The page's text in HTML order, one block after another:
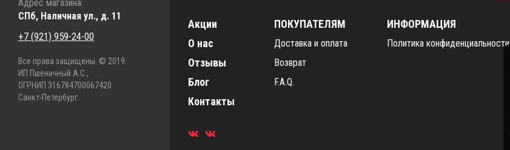
Адрес магазина:
СПб, Наличная ул., д. 11
+7 (921) 959-24-00
Все права защищены. © 2019.
ИП Пшеничный А.С.,
ОГРНИП 316784700067420
Санкт-Петербург.
Акции
О нас
Отзывы
Блог
Контакты
ПОКУПАТЕЛЯМ
Доставка и оплата
Возврат
F.A.Q.
ИНФОРМАЦИЯ
Политика конфиденциальности